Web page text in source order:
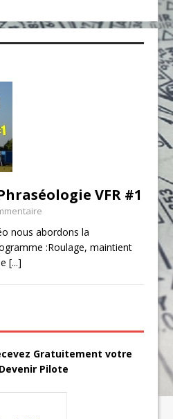
VFR #1
nous abordons la
:Roulage, maintient
[...]
Gratuitement votre
Pilote